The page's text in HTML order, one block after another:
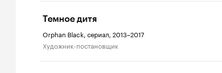
Темное дитя
Orphan Black, сериал, 2013–2017
Художник-постановщик